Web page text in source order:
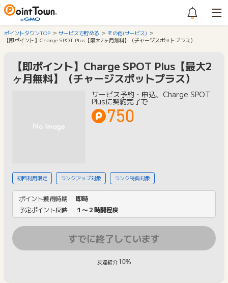
ポイントタウンTOP サービスで貯める
その他(サービス)
【即ポイント】Charge SPOT Plus【最大2ヶ月無料】（チャージスポットプラス）
【即ポイント】Charge SPOT Plus【最大2
ヶ月無料】（チャージスポットプラス）
サービス予約・申込、Charge SPOT
Plusに契約完了で
750
初回利用限定 ランクアップ対象 ランク特典対象
ポイント獲得時期
即時
予定ポイント反映
１〜２時間程度
すでに終了しています
友達紹介 10%